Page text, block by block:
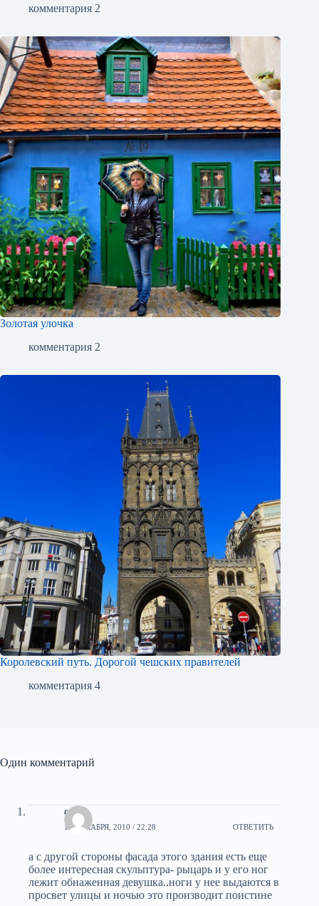
комментария 2
Золотая улочка
комментария 2
Королевский путь. Дорогой чешских правителей
комментария 4
Один комментарий
света
13 ДЕКАБРЯ, 2010 / 22:28 ОТВЕТИТЬ
а с другой стороны фасада этого здания есть еще
более интересная скульптура- рыцарь и у его ног
лежит обнаженная девушка..ноги у нее выдаются в
просвет улицы и ночью это производит поистине